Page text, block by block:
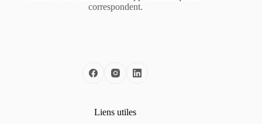
correspondent.
Liens utiles